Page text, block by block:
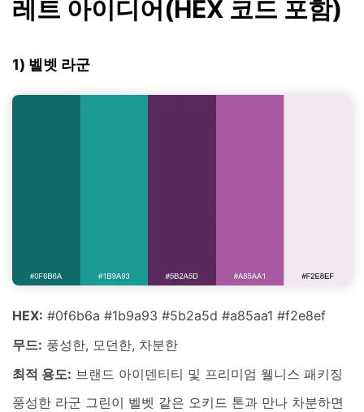
레트 아이디어(HEX 코드 포함)
1) 벨벳 라군
HEX: #0f6b6a #1b9a93 #5b2a5d #a85aa1 #f2e8ef
무드: 풍성한, 모던한, 차분한
최적 용도: 브랜드 아이덴티티 및 프리미엄 웰니스 패키징
풍성한 라군 그린이 벨벳 같은 오키드 톤과 만나 차분하면